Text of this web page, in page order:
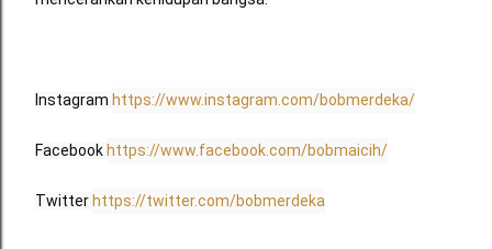
Instagram https://www.instagram.com/bobmerdeka/
Facebook https://www.facebook.com/bobmaicih/
Twitter https://twitter.com/bobmerdeka